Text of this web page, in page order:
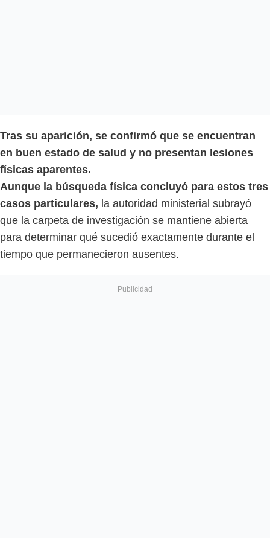
Tras su aparición, se confirmó que se encuentran
en buen estado de salud y no presentan lesiones
físicas aparentes.
Aunque la búsqueda física concluyó para estos tres
casos particulares, la autoridad ministerial subrayó
que la carpeta de investigación se mantiene abierta
para determinar qué sucedió exactamente durante el
tiempo que permanecieron ausentes.